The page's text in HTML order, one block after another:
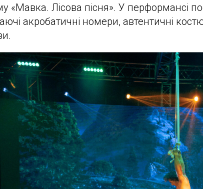
«Мавка. Лісова пісня». У перформансі
акробатичні номери, автентичні